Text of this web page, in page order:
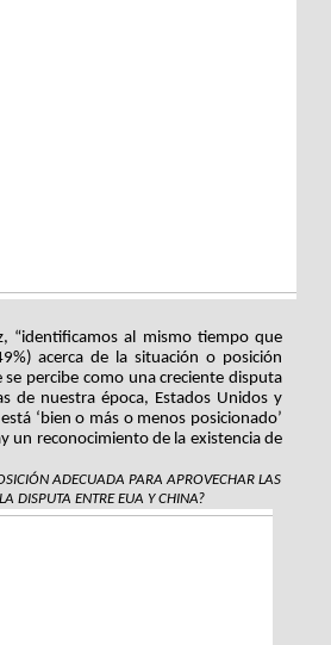
“identificamos al mismo tiempo que
acerca de la situación o posición
percibe como una creciente disputa
de nuestra época, Estados Unidos y
‘bien o más o menos posicionado’
un reconocimiento de la existencia de
ADECUADA PARA APROVECHAR LAS
DISPUTA ENTRE EUA Y CHINA?